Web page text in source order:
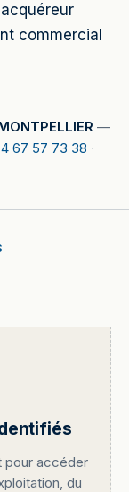
commercial
—
67 57 73 38 ·
pour accéder
du